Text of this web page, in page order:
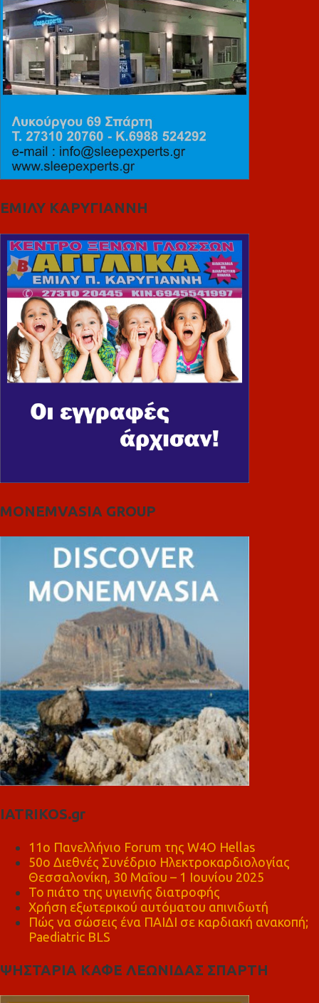
ΕΜΙΛΥ ΚΑΡΥΓΙΑΝΝΗ
MONEMVASIA GROUP
IATRIKOS.gr
11ο Πανελλήνιο Forum της W4O Hellas
50ο Διεθνές Συνέδριο Ηλεκτροκαρδιολογίας
Θεσσαλονίκη, 30 Μαΐου – 1 Ιουνίου 2025
Το πιάτο της υγιεινής διατροφής
Χρήση εξωτερικού αυτόματου απινιδωτή
Πώς να σώσεις ένα ΠΑΙΔΙ σε καρδιακή ανακοπή;
Paediatric BLS
ΨΗΣΤΑΡΙΑ ΚΑΦΕ ΛΕΩΝΙΔΑΣ ΣΠΑΡΤΗ